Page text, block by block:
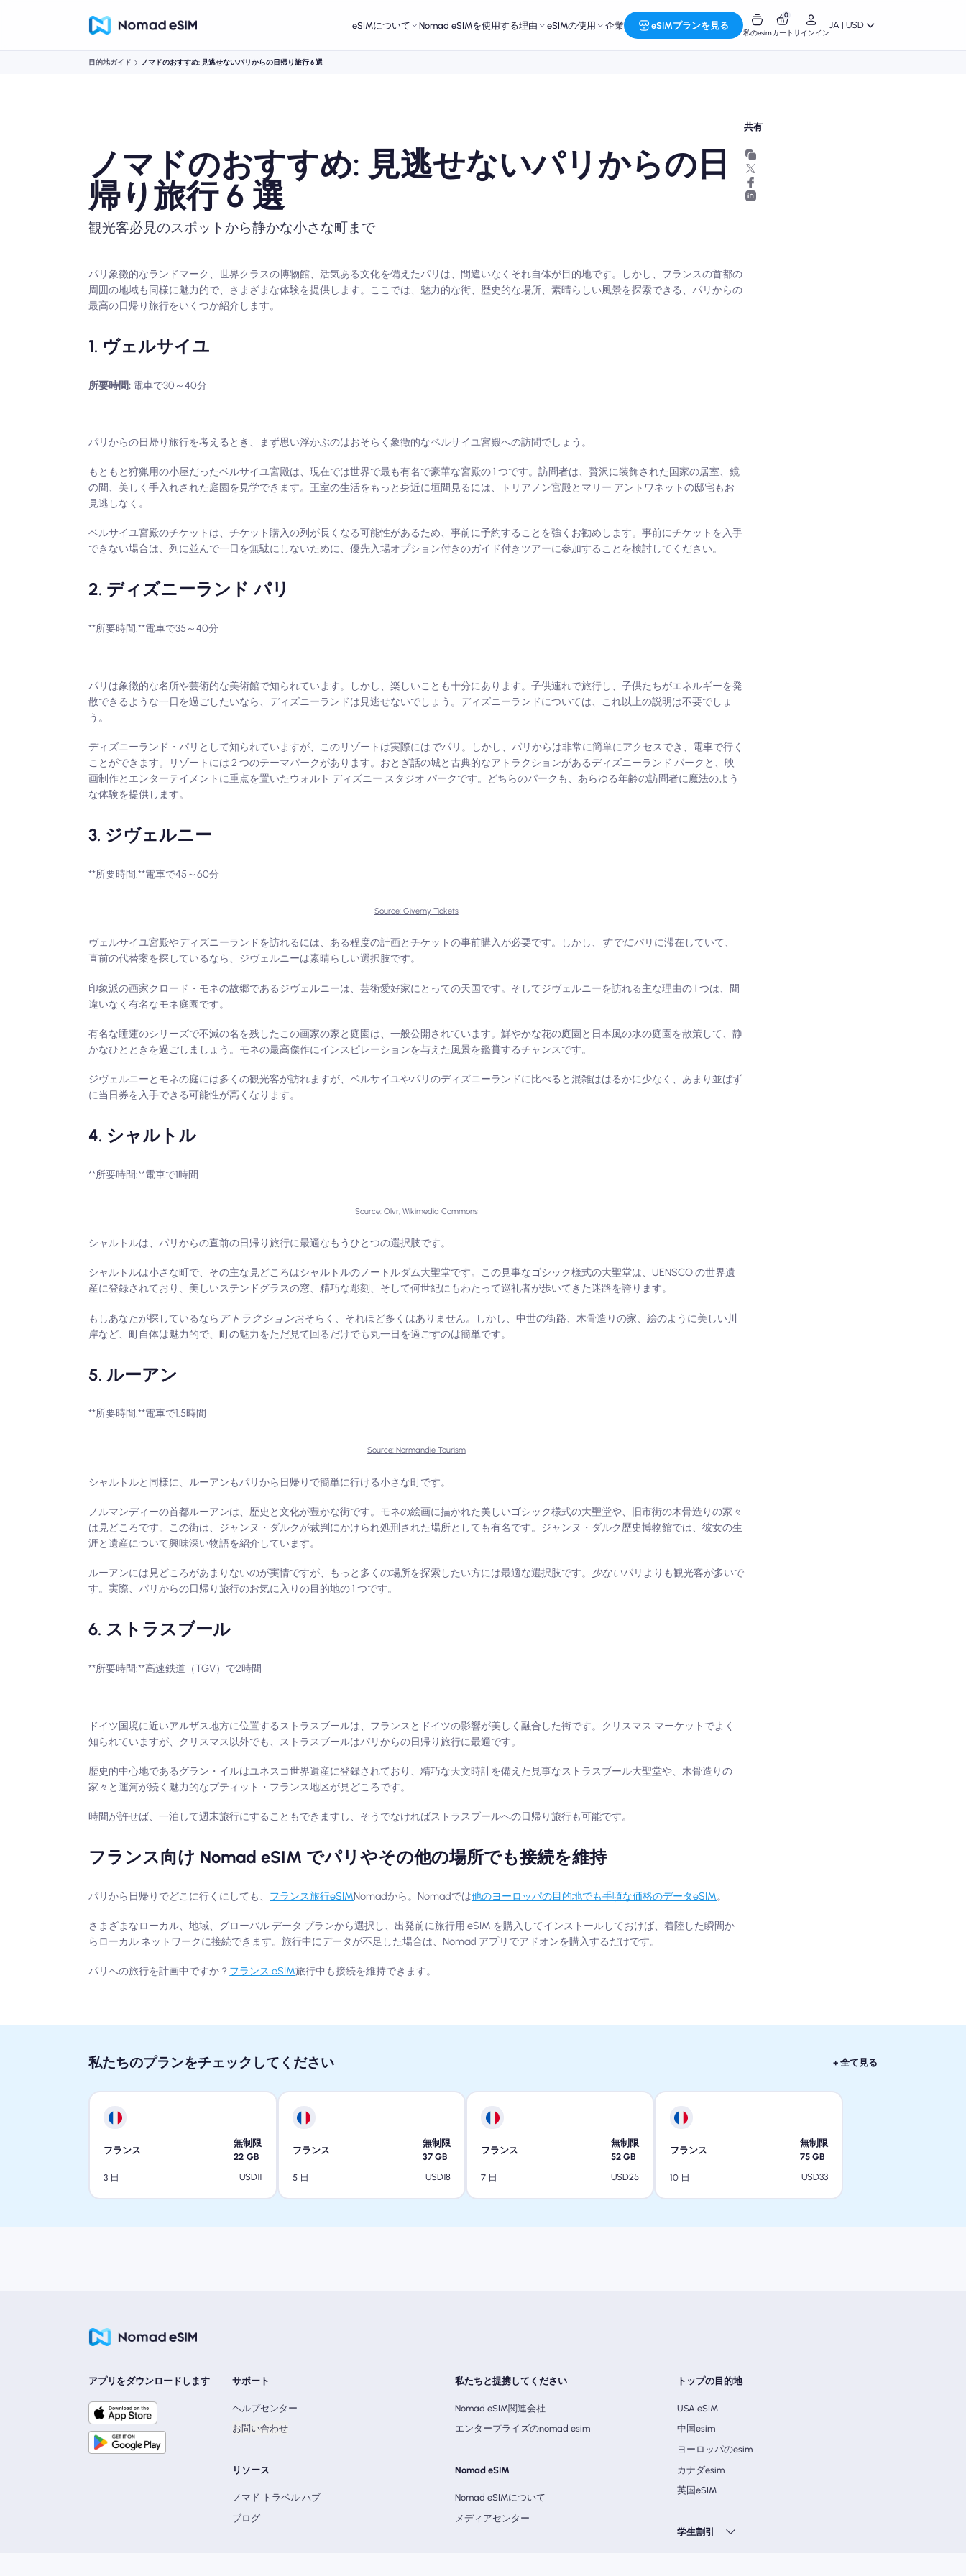
eSIMについて Nomad eSIMを使用する理由 eSIMの使用 企業 eSIMプランを見る
私のesim
0
カートサインイン
JA | USD
目的地ガイド ノマドのおすすめ: 見逃せないパリからの日帰り旅行 6 選
ノマドのおすすめ: 見逃せないパリからの日
帰り旅行 6 選
観光客必見のスポットから静かな小さな町まで
パリ象徴的なランドマーク、世界クラスの博物館、活気ある文化を備えたパリは、間違いなくそれ自体が目的地です。しかし、フランスの首都の
周囲の地域も同様に魅力的で、さまざまな体験を提供します。ここでは、魅力的な街、歴史的な場所、素晴らしい風景を探索できる、パリからの
最高の日帰り旅行をいくつか紹介します。
1. ヴェルサイユ
所要時間: 電車で30～40分
パリからの日帰り旅行を考えるとき、まず思い浮かぶのはおそらく象徴的なベルサイユ宮殿への訪問でしょう。
もともと狩猟用の小屋だったベルサイユ宮殿は、現在では世界で最も有名で豪華な宮殿の 1 つです。訪問者は、贅沢に装飾された国家の居室、鏡
の間、美しく手入れされた庭園を見学できます。王室の生活をもっと身近に垣間見るには、トリアノン宮殿とマリー アントワネットの邸宅もお
見逃しなく。
ベルサイユ宮殿のチケットは、チケット購入の列が長くなる可能性があるため、事前に予約することを強くお勧めします。事前にチケットを入手
できない場合は、列に並んで一日を無駄にしないために、優先入場オプション付きのガイド付きツアーに参加することを検討してください。
2. ディズニーランド パリ
**所要時間:**電車で35～40分
パリは象徴的な名所や芸術的な美術館で知られています。しかし、楽しいことも十分にあります。子供連れで旅行し、子供たちがエネルギーを発
散できるような一日を過ごしたいなら、ディズニーランドは見逃せないでしょう。ディズニーランドについては、これ以上の説明は不要でしょ
う。
ディズニーランド・パリとして知られていますが、このリゾートは実際には でパリ。しかし、パリからは非常に簡単にアクセスでき、電車で行く
ことができます。リゾートには 2 つのテーマパークがあります。おとぎ話の城と古典的なアトラクションがあるディズニーランド パークと、映
画制作とエンターテイメントに重点を置いたウォルト ディズニー スタジオ パークです。どちらのパークも、あらゆる年齢の訪問者に魔法のよう
な体験を提供します。
3. ジヴェルニー
**所要時間:**電車で45～60分
Source: Giverny Tickets
ヴェルサイユ宮殿やディズニーランドを訪れるには、ある程度の計画とチケットの事前購入が必要です。しかし、 すでにパリに滞在していて、
直前の代替案を探しているなら、ジヴェルニーは素晴らしい選択肢です。
印象派の画家クロード・モネの故郷であるジヴェルニーは、芸術愛好家にとっての天国です。そしてジヴェルニーを訪れる主な理由の 1 つは、間
違いなく有名なモネ庭園です。
有名な睡蓮のシリーズで不滅の名を残したこの画家の家と庭園は、一般公開されています。鮮やかな花の庭園と日本風の水の庭園を散策して、静
かなひとときを過ごしましょう。モネの最高傑作にインスピレーションを与えた風景を鑑賞するチャンスです。
ジヴェルニーとモネの庭には多くの観光客が訪れますが、ベルサイユやパリのディズニーランドに比べると混雑ははるかに少なく、あまり並ばず
に当日券を入手できる可能性が高くなります。
4. シャルトル
**所要時間:**電車で1時間
Source: Olvr, Wikimedia Commons
シャルトルは、パリからの直前の日帰り旅行に最適なもうひとつの選択肢です。
シャルトルは小さな町で、その主な見どころはシャルトルのノートルダム大聖堂です。この見事なゴシック様式の大聖堂は、UENSCO の世界遺
産に登録されており、美しいステンドグラスの窓、精巧な彫刻、そして何世紀にもわたって巡礼者が歩いてきた迷路を誇ります。
もしあなたが探しているなら アトラクションおそらく、それほど多くはありません。しかし、中世の街路、木骨造りの家、絵のように美しい川
岸など、町自体は魅力的で、町の魅力をただ見て回るだけでも丸一日を過ごすのは簡単です。
5. ルーアン
**所要時間:**電車で1.5時間
Source: Normandie Tourism
シャルトルと同様に、ルーアンもパリから日帰りで簡単に行ける小さな町です。
ノルマンディーの首都ルーアンは、歴史と文化が豊かな街です。モネの絵画に描かれた美しいゴシック様式の大聖堂や、旧市街の木骨造りの家々
は見どころです。この街は、ジャンヌ・ダルクが裁判にかけられ処刑された場所としても有名です。ジャンヌ・ダルク歴史博物館では、彼女の生
涯と遺産について興味深い物語を紹介しています。
ルーアンには見どころがあまりないのが実情ですが、もっと多くの場所を探索したい方には最適な選択肢です。 少ないパリよりも観光客が多いで
す。実際、パリからの日帰り旅行のお気に入りの目的地の 1 つです。
6. ストラスブール
**所要時間:**高速鉄道（TGV）で2時間
ドイツ国境に近いアルザス地方に位置するストラスブールは、フランスとドイツの影響が美しく融合した街です。クリスマス マーケットでよく
知られていますが、クリスマス以外でも、ストラスブールはパリからの日帰り旅行に最適です。
歴史的中心地であるグラン・イルはユネスコ世界遺産に登録されており、精巧な天文時計を備えた見事なストラスブール大聖堂や、木骨造りの
家々と運河が続く魅力的なプティット・フランス地区が見どころです。
時間が許せば、一泊して週末旅行にすることもできますし、そうでなければストラスブールへの日帰り旅行も可能です。
フランス向け Nomad eSIM でパリやその他の場所でも接続を維持
パリから日帰りでどこに行くにしても、 フランス旅行eSIMNomadから。Nomadでは他のヨーロッパの目的地でも手頃な価格のデータeSIM。
さまざまなローカル、地域、グローバル データ プランから選択し、出発前に旅行用 eSIM を購入してインストールしておけば、着陸した瞬間か
らローカル ネットワークに接続できます。旅行中にデータが不足した場合は、Nomad アプリでアドオンを購入するだけです。
パリへの旅行を計画中ですか？ フランス eSIM旅行中も接続を維持できます。
共有
私たちのプランをチェックしてください + 全て見る
フランス
無制限
22 GB
3 日
USD11
フランス
無制限
37 GB
5 日
USD18
フランス
無制限
52 GB
7 日
USD25
フランス
無制限
75 GB
10 日
USD33
アプリをダウンロードします サポート
ヘルプセンター
お問い合わせ
リソース
ノマド トラベル ハブ
ブログ
私たちと提携してください
Nomad eSIM関連会社
エンタープライズのnomad esim
Nomad eSIM
Nomad eSIMについて
メディアセンター
トップの目的地
USA eSIM
中国esim
ヨーロッパのesim
カナダesim
英国eSIM
学生割引